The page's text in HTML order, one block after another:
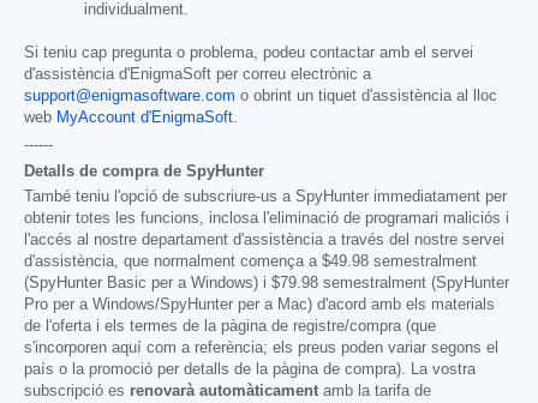
individualment.
Si teniu cap pregunta o problema, podeu contactar amb el servei
d'assistència d'EnigmaSoft per correu electrònic a
support@enigmasoftware.com o obrint un tiquet d'assistència al lloc
web MyAccount d'EnigmaSoft.
------
Detalls de compra de SpyHunter
També teniu l'opció de subscriure-us a SpyHunter immediatament per
obtenir totes les funcions, inclosa l'eliminació de programari maliciós i
l'accés al nostre departament d'assistència a través del nostre servei
d'assistència, que normalment comença a $49.98 semestralment
(SpyHunter Basic per a Windows) i $79.98 semestralment (SpyHunter
Pro per a Windows/SpyHunter per a Mac) d'acord amb els materials
de l'oferta i els termes de la pàgina de registre/compra (que
s'incorporen aquí com a referència; els preus poden variar segons el
país o la promoció per detalls de la pàgina de compra). La vostra
subscripció es renovarà automàticament amb la tarifa de